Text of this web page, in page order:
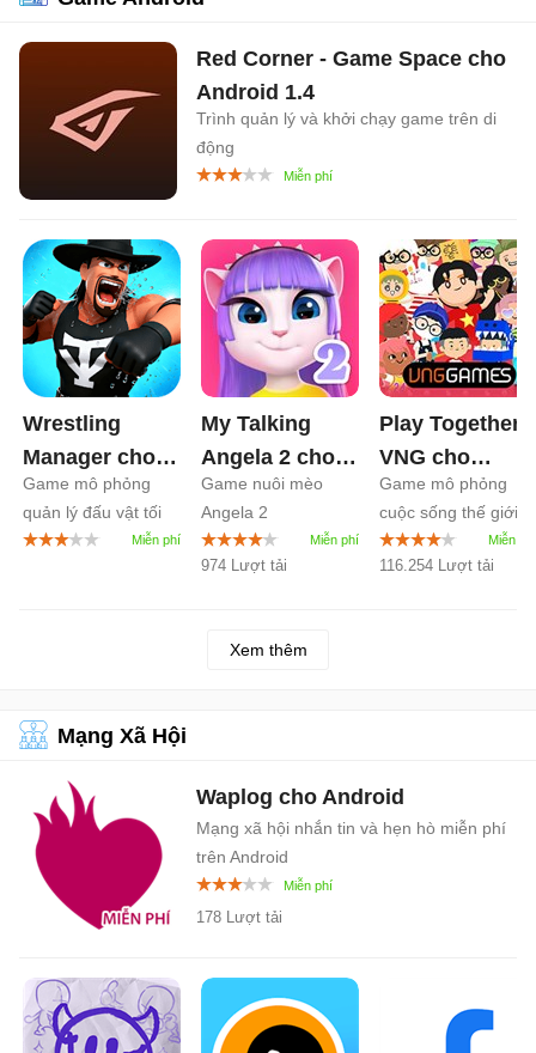
Red Corner - Game Space cho
Android 1.4
Trình quản lý và khởi chạy game trên di
động
Wrestling
Manager cho
Android1.1
Game mô phỏng
quản lý đấu vật tối
thượng
My Talking
Angela 2 cho
Android 26.4
Game nuôi mèo
Angela 2
974 Lượt tải
Play Together
VNG cho
Android2.30
Game mô phỏng
cuộc sống thế giới
ảo
116.254 Lượt tải
Xem thêm
Mạng Xã Hội
Waplog cho Android
Mạng xã hội nhắn tin và hẹn hò miễn phí
trên Android
178 Lượt tải